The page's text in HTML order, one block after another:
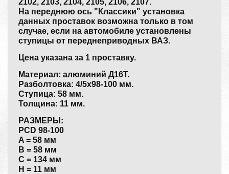
На переднюю ось "Классики" установка
данных проставок возможна только в том
случае, если на автомобиле установлены
ступицы от переднеприводных ВАЗ.
Цена указана за 1 проставку.
Материал: алюминий Д16Т.
Разболтовка: 4/5х98-100 мм.
Ступица: 58 мм.
Толщина: 11 мм.
РАЗМЕРЫ:
PCD 98-100
A = 58 мм
B = 58 мм
C = 134 мм
H = 11 мм